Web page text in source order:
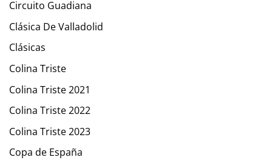
Circuito Guadiana
Clásica De Valladolid
Clásicas
Colina Triste
Colina Triste 2021
Colina Triste 2022
Colina Triste 2023
Copa de España